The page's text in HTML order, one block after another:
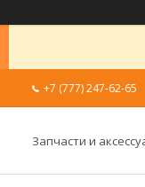
+7 (777) 247-62-65
Запчасти и